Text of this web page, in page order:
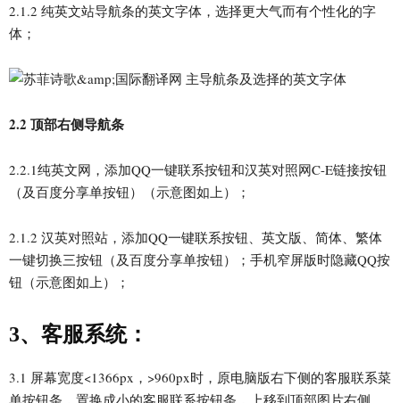
2.1.2 纯英文站导航条的英文字体，选择更大气而有个性化的字
体；
2.2 顶部右侧导航条
2.2.1纯英文网，添加QQ一键联系按钮和汉英对照网C-E链接按钮
（及百度分享单按钮）（示意图如上）；
2.1.2 汉英对照站，添加QQ一键联系按钮、英文版、简体、繁体
一键切换三按钮（及百度分享单按钮）；手机窄屏版时隐藏QQ按
钮（示意图如上）；
3、客服系统：
3.1 屏幕宽度<1366px，>960px时，原电脑版右下侧的客服联系菜
单按钮条，置换成小的客服联系按钮条，上移到顶部图片右侧